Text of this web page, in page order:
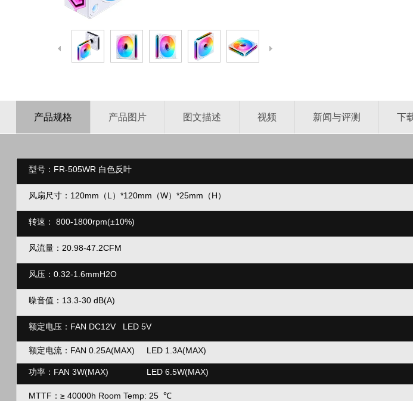
产品规格 产品图片 图文描述 视频 新闻与评测 下
型号：FR-505WR 白色反叶
风扇尺寸：120mm（L）*120mm（W）*25mm（H）
转速： 800-1800rpm(±10%)
风流量： 20.98-47.2CFM
风压： 0.32-1.6mmH2O
噪音值：13.3-30 dB(A)
额定电压：FAN DC12V LED 5V
额定电流：FAN 0.25A(MAX) LED 1.3A(MAX)
功率： FAN 3W(MAX) LED 6.5W(MAX)
MTTF： ≥ 40000h Room Temp: 25 ℃